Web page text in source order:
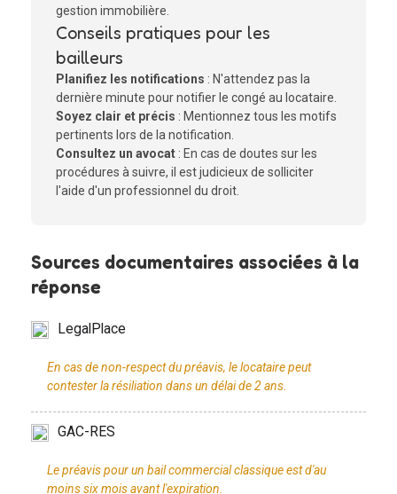
gestion immobilière.
Conseils pratiques pour les
bailleurs
Planifiez les notifications : N'attendez pas la
dernière minute pour notifier le congé au locataire.
Soyez clair et précis : Mentionnez tous les motifs
pertinents lors de la notification.
Consultez un avocat : En cas de doutes sur les
procédures à suivre, il est judicieux de solliciter
l'aide d'un professionnel du droit.
Sources documentaires associées à la
réponse
LegalPlace
En cas de non-respect du préavis, le locataire peut
GAC-RES
Le préavis pour un bail commercial classique est d'au